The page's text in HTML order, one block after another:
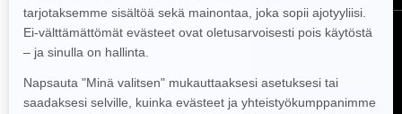
Seuraa meitä